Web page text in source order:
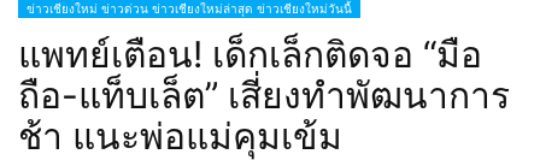
ข่าวเชียงใหม่ ข่าวด่วน ข่าวเชียงใหม่ล่าสุด ข่าวเชียงใหม่วันนี้
แพทย์เตือน! เด็กเล็กติดจอ “มือ
ถือ-แท็บเล็ต” เสี่ยงทำพัฒนาการ
ช้า แนะพ่อแม่คุมเข้ม